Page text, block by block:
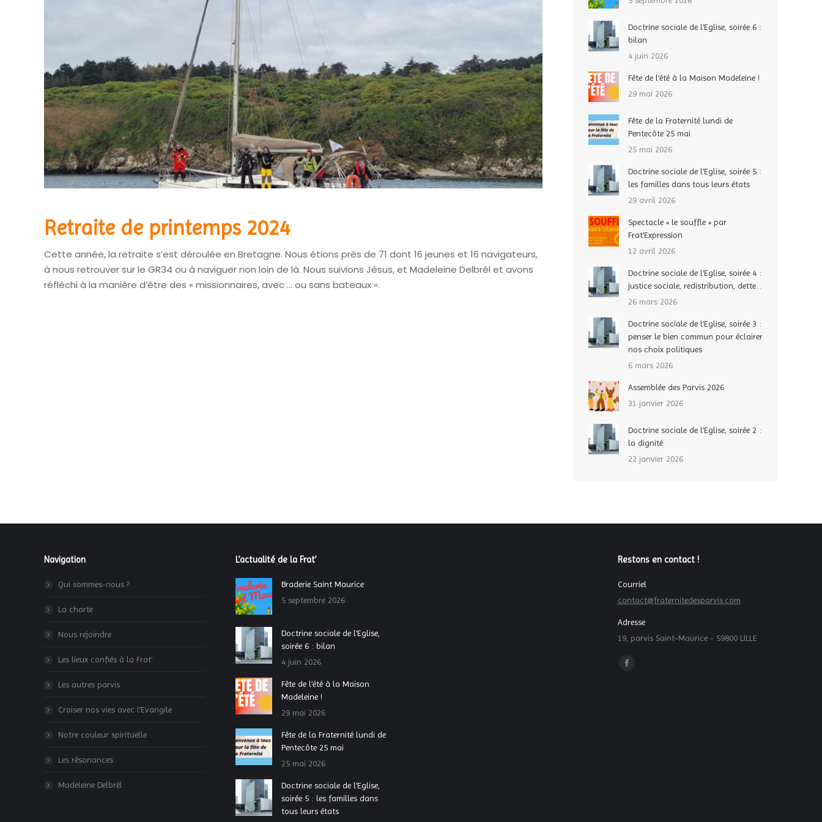
Retraite de printemps 2024
Cette année, la retraite s’est déroulée en Bretagne. Nous étions près de 71 dont 16 jeunes et 16 navigateurs,
à nous retrouver sur le GR34 ou à naviguer non loin de là. Nous suivions Jésus, et Madeleine Delbrêl et avons
réfléchi à la manière d’être des « missionnaires, avec … ou sans bateaux ».
Doctrine sociale de l’Eglise, soirée 6 :
bilan
4 juin 2026
Fête de l’été à la Maison Madeleine !
29 mai 2026
Fête de la Fraternité lundi de
Pentecôte 25 mai
25 mai 2026
Doctrine sociale de l’Eglise, soirée 5 :
les familles dans tous leurs états
29 avril 2026
Spectacle « le souffle » par
Frat’Expression
12 avril 2026
Doctrine sociale de l’Eglise, soirée 4 :
justice sociale, redistribution, dette…
26 mars 2026
Doctrine sociale de l’Eglise, soirée 3 :
penser le bien commun pour éclairer
nos choix politiques
6 mars 2026
Assemblée des Parvis 2026
31 janvier 2026
Doctrine sociale de l’Eglise, soirée 2 :
la dignité
22 janvier 2026
Navigation
Qui sommes-nous ?
La charte
Nous rejoindre
Les lieux confiés à la Frat’
Les autres parvis
Croiser nos vies avec l’Evangile
Notre couleur spirituelle
Les résonances
Madeleine Delbrêl
L’actualité de la Frat’
Braderie Saint Maurice
5 septembre 2026
Doctrine sociale de l’Eglise,
soirée 6 : bilan
4 juin 2026
Fête de l’été à la Maison
Madeleine !
29 mai 2026
Fête de la Fraternité lundi de
Pentecôte 25 mai
25 mai 2026
Doctrine sociale de l’Eglise,
soirée 5 : les familles dans
tous leurs états
Restons en contact !
Courriel
contact@fraternitedesparvis.com
Adresse
19, parvis Saint-Maurice - 59800 LILLE
Trouvez nous sur :
La